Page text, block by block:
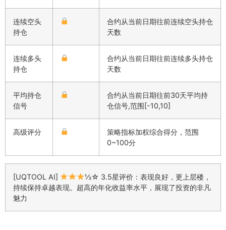
连续空头
持仓
合约从当前日期往前连续空头持仓
天数
连续多头
持仓
合约从当前日期往前连续多头持仓
天数
平均持仓
信号
合约从当前日期往前30天平均持
仓信号,范围[-10,10]
高级评分
策略指标加权综合得分，范围
0~100分
[UQTOOL AI]
½☆ 3.5星评价：表现良好，更上层楼，
持续保持卓越表现。超高的年化收益率水平，展现了投资的非凡
魅力